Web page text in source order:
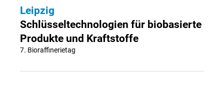
Leipzig
Schlüsseltechnologien für biobasierte
Produkte und Kraftstoffe
7. Bioraffinerietag